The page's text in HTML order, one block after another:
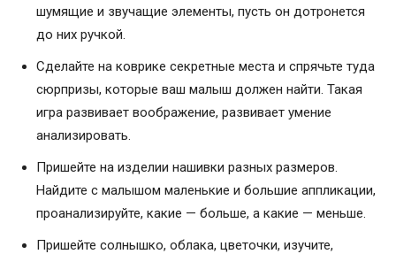
шумящие и звучащие элементы, пусть он дотронется
до них ручкой.
Сделайте на коврике секретные места и спрячьте туда
сюрпризы, которые ваш малыш должен найти. Такая
игра развивает воображение, развивает умение
анализировать.
Пришейте на изделии нашивки разных размеров.
Найдите с малышом маленькие и большие аппликации,
проанализируйте, какие — больше, а какие — меньше.
Пришейте солнышко, облака, цветочки, изучите,